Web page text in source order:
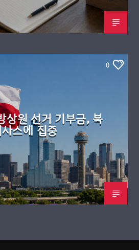
0
상원 선거 기부금, 북
스에 집중